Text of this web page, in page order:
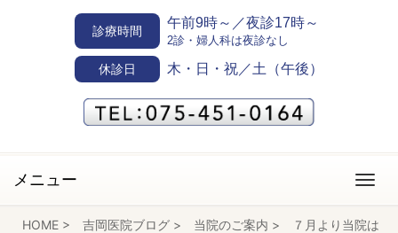
診療時間
午前9時～／夜診17時～
2診・婦人科は夜診なし
休診日 木・日・祝／土（午後）
メニュー
HOME > 吉岡医院ブログ > 当院のご案内 >
７月より当院は